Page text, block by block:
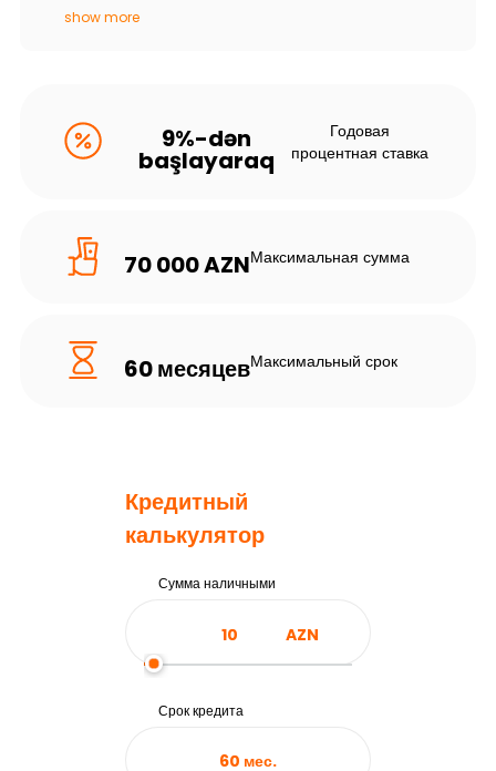
show more
9%-dən
başlayaraq
Годовая
процентная ставка
70 000 AZNМаксимальная сумма
60 месяцевМаксимальный срок
Кредитный
калькулятор
Сумма наличными
AZN
Срок кредита
60 мес.